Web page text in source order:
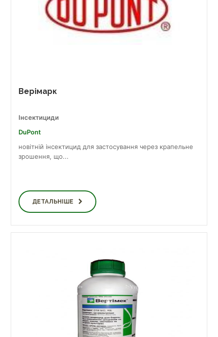
Верімарк
Інсектициди
DuPont
новітній інсектицид для застосування через крапельне
зрошення, що...
ДЕТАЛЬНІШЕ